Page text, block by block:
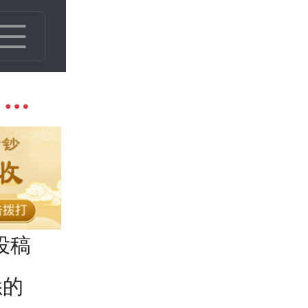
建国钞十连号一套多少钱 建国钞十连号价格最新
稿